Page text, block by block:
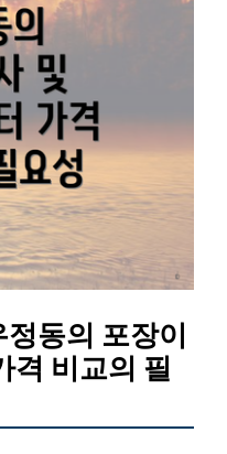
동의 포장이
격 비교의 필